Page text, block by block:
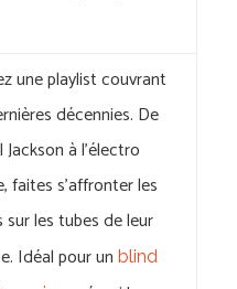
une playlist couvrant
décennies. De
à l’électro
faites s’affronter les
sur les tubes de leur
Idéal pour un blind